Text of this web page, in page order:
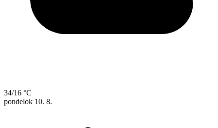
34/16 °C
pondelok 10. 8.